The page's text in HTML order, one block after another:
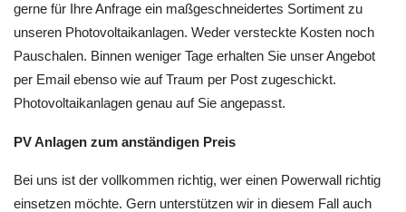
gerne für Ihre Anfrage ein maßgeschneidertes Sortiment zu
unseren Photovoltaikanlagen. Weder versteckte Kosten noch
Pauschalen. Binnen weniger Tage erhalten Sie unser Angebot
per Email ebenso wie auf Traum per Post zugeschickt.
Photovoltaikanlagen genau auf Sie angepasst.
PV Anlagen zum anständigen Preis
Bei uns ist der vollkommen richtig, wer einen Powerwall richtig
einsetzen möchte. Gern unterstützen wir in diesem Fall auch